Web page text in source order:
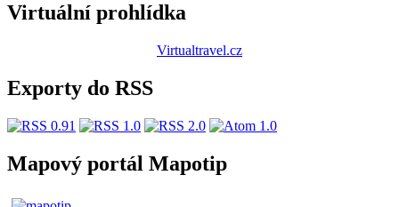
Virtuální prohlídka
Virtualtravel.cz
Exporty do RSS
Mapový portál Mapotip